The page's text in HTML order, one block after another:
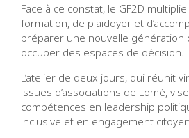
Face à ce constat, le GF2D
formation, de plaidoyer et
préparer une nouvelle génération
occuper des espaces de décision.
L’atelier de deux jours, qui réunit
issues d’associations de Lomé,
compétences en leadership
inclusive et en engagement citoyen.